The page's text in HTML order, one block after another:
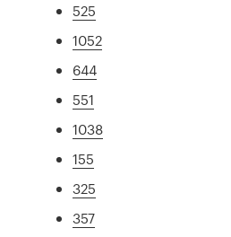
525
1052
644
551
1038
155
325
357